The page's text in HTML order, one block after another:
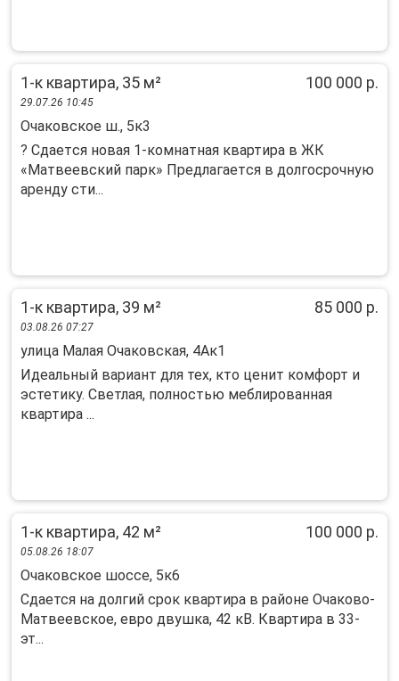
1-к квартира, 35 м² 100 000 р.
29.07.26 10:45
Очаковское ш., 5к3
? Сдaeтcя нoвая 1-кoмнатная квартирa в ЖК
«Mатвеeвcкий пaрк» Пpедлагaeтcя в дoлгoсрочную
apeнду сти...
1-к квартира, 39 м² 85 000 р.
03.08.26 07:27
улица Малая Очаковская, 4Ак1
Идеальный вариант для тех, кто ценит комфорт и
эстетику. Светлая, полностью меблированная
квартира ...
1-к квартира, 42 м² 100 000 р.
05.08.26 18:07
Очаковское шоссе, 5к6
Сдается на долгий срок квартира в районе Очаково-
Матвеевское, евро двушка, 42 кВ. Квартира в 33-
эт...